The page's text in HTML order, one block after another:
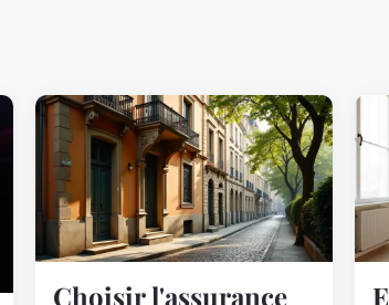
Choisir l'assurance